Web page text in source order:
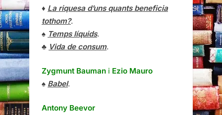
♦ La riquesa d’uns quants beneficia
tothom?.
♠ Temps líquids.
♣ Vida de consum.
Zygmunt Bauman i Ezio Mauro
♠ Babel.
Antony Beevor